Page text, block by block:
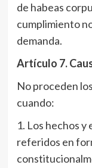
de habeas
cumplimiento
demanda.
Artículo 7.
No proceden
cuando:
1. Los hechos
referidos en